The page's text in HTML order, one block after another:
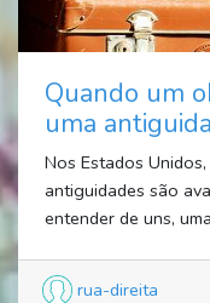
Quando um
uma
Nos Estados
antiguidades são
entender de uns,
rua-direita